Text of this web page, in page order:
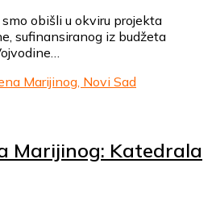
obišli u okviru projekta
sufinansiranog iz budžeta
Marijinog: Katedrala